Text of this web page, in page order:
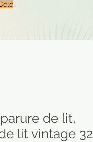
de lit,
lit vintage 32